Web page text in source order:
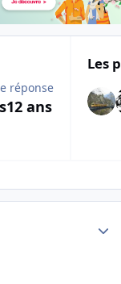
réponse
12 ans
Les
overview